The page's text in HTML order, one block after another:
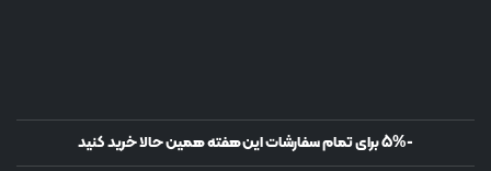
-5% برای تمام سفارشات این هفته همین حالا خرید کنید